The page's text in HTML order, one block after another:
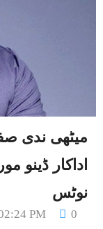
میٹھی ندی
نوٹس
PM 0